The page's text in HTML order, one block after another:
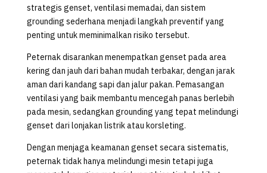
strategis genset, ventilasi memadai, dan sistem
grounding sederhana menjadi langkah preventif yang
penting untuk meminimalkan risiko tersebut.
Peternak disarankan menempatkan genset pada area
kering dan jauh dari bahan mudah terbakar, dengan jarak
aman dari kandang sapi dan jalur pakan. Pemasangan
ventilasi yang baik membantu mencegah panas berlebih
pada mesin, sedangkan grounding yang tepat melindungi
genset dari lonjakan listrik atau korsleting.
Dengan menjaga keamanan genset secara sistematis,
peternak tidak hanya melindungi mesin tetapi juga